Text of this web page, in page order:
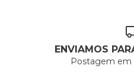
ENVIAMOS
Postagem em